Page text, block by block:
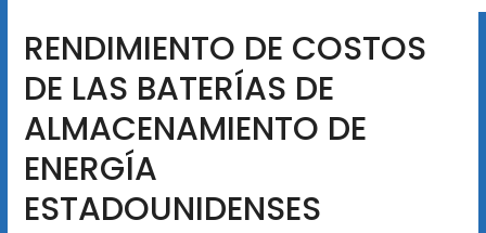
RENDIMIENTO DE COSTOS
DE LAS BATERÍAS DE
ALMACENAMIENTO DE
ENERGÍA
ESTADOUNIDENSES